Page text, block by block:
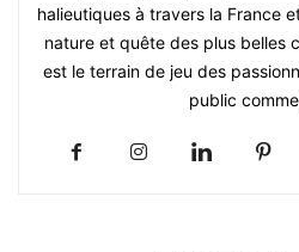
halieutiques à travers la France
nature et quête des plus belles
est le terrain de jeu des
public